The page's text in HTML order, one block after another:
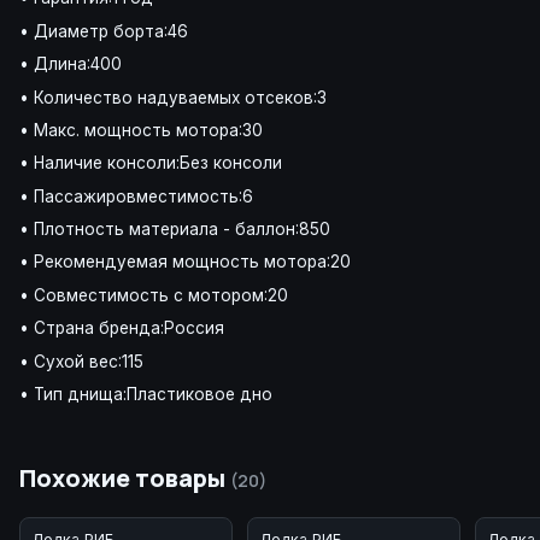
• Диаметр борта:46
• Длина:400
• Количество надуваемых отсеков:3
• Макс. мощность мотора:30
• Наличие консоли:Без консоли
• Пассажировместимость:6
• Плотность материала - баллон:850
• Рекомендуемая мощность мотора:20
• Совместимость с мотором:20
• Страна бренда:Россия
• Сухой вес:115
• Тип днища:Пластиковое дно
Похожие товары (20)